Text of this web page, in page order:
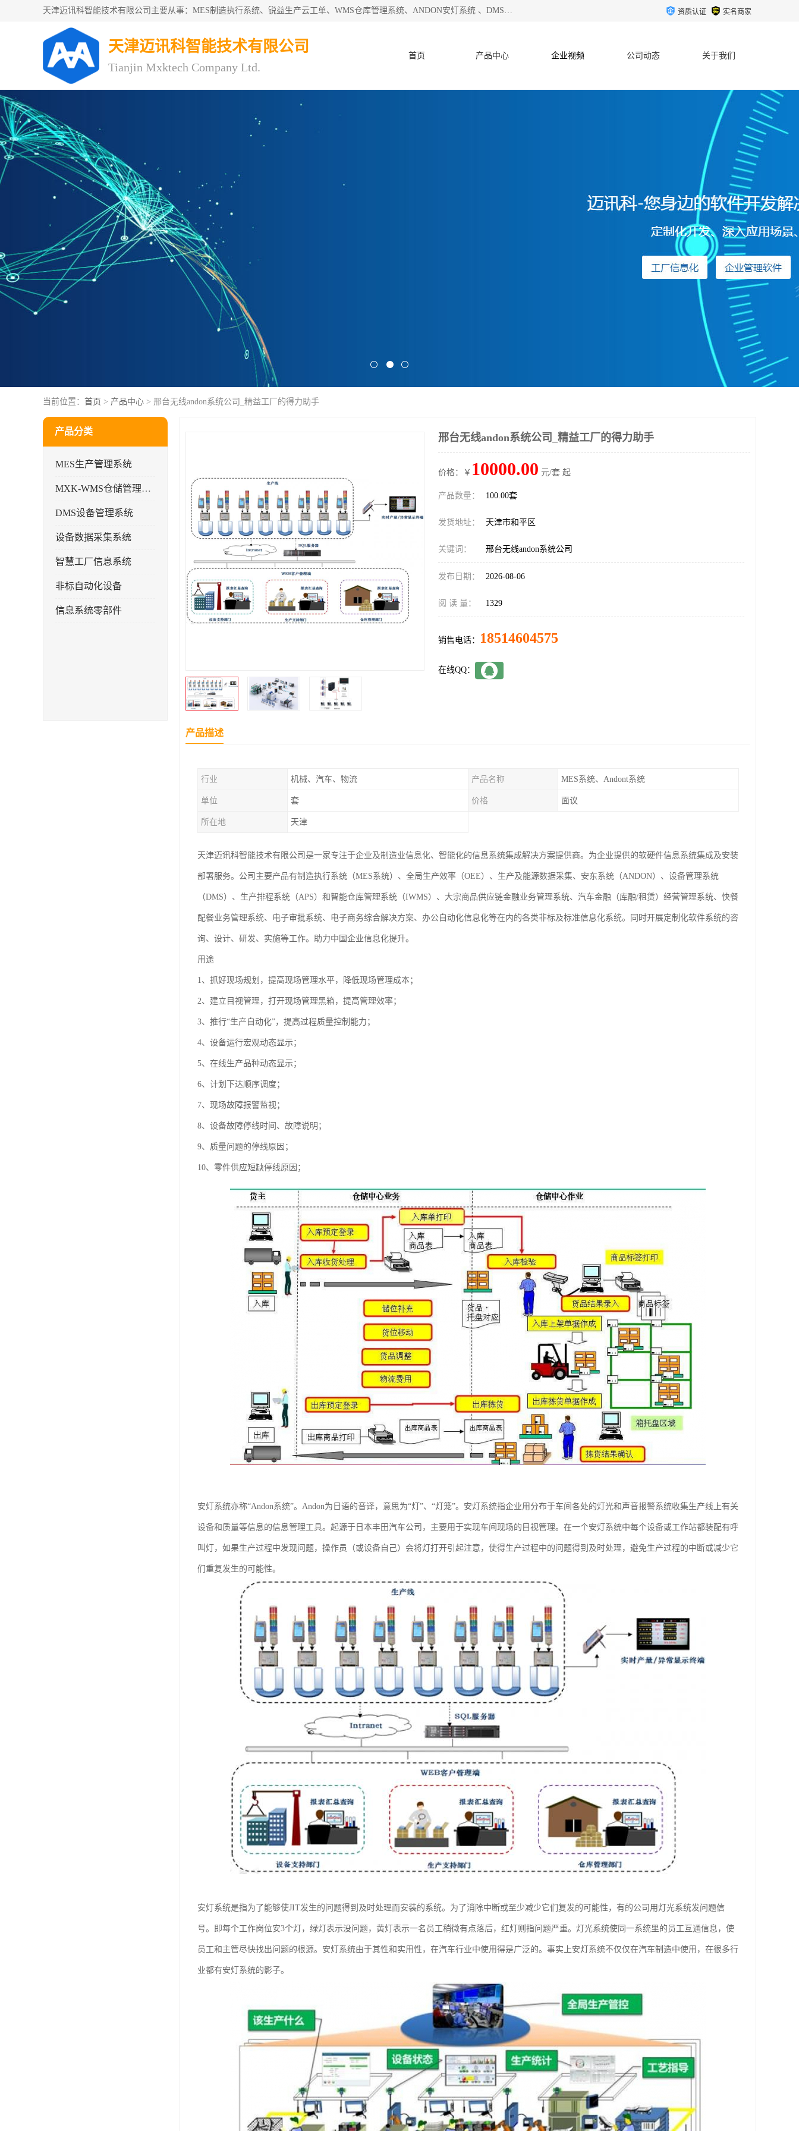
天津迈讯科智能技术有限公司主要从事：MES制造执行系统、锐益生产云工单、WMS仓库管理系统、ANDON安灯系统 、DMS设备管理系统、电气设备健康监测系统、工厂可视化管理、数字化车间；公司是一家专注于企业及制造业信息化、智能化的信息系统集成解决方案提供商的高新技术企业。为企业提供全套的软硬件信息系统集成及安装部署服务。 资质认证 实名商家
天津迈讯科智能技术有限公司
Tianjin Mxktech Company Ltd.
首页 产品中心 企业视频 公司动态 关于我们
当前位置： 首页 > 产品中心 > 邢台无线andon系统公司_精益工厂的得力助手
产品分类
MES生产管理系统
MXK-WMS仓储管理系统
DMS设备管理系统
设备数据采集系统
智慧工厂信息系统
非标自动化设备
信息系统零部件
邢台无线andon系统公司_精益工厂的得力助手
价格：￥ 10000.00 元/套 起
产品数量： 100.00套
发货地址： 天津市和平区
关键词： 邢台无线andon系统公司
发布日期： 2026-08-06
阅 读 量： 1329
销售电话： 18514604575
在线QQ：
产品描述
行业 机械、汽车、物流 产品名称 MES系统、Andont系统
单位 套 价格 面议
所在地 天津
天津迈讯科智能技术有限公司是一家专注于企业及制造业信息化、智能化的信息系统集成解决方案提供商。为企业提供的软硬件信息系统集成及安装
部署服务。公司主要产品有制造执行系统（MES系统）、全局生产效率（OEE）、生产及能源数据采集、安东系统（ANDON）、设备管理系统
（DMS）、生产排程系统（APS）和智能仓库管理系统（IWMS）、大宗商品供应链金融业务管理系统、汽车金融（库融/租赁）经营管理系统、快餐
配餐业务管理系统、电子审批系统、电子商务综合解决方案、办公自动化信息化等在内的各类非标及标准信息化系统。同时开展定制化软件系统的咨
询、设计、研发、实施等工作。助力中国企业信息化提升。
用途
1、抓好现场规划，提高现场管理水平，降低现场管理成本；
2、建立目视管理，打开现场管理黑箱，提高管理效率；
3、推行“生产自动化”，提高过程质量控制能力；
4、设备运行宏观动态显示；
5、在线生产品种动态显示；
6、计划下达顺序调度；
7、现场故障报警监视；
8、设备故障停线时间、故障说明；
9、质量问题的停线原因；
10、零件供应短缺停线原因；
安灯系统亦称“Andon系统”。Andon为日语的音译，意思为“灯”、“灯笼”。安灯系统指企业用分布于车间各处的灯光和声音报警系统收集生产线上有关
设备和质量等信息的信息管理工具。起源于日本丰田汽车公司，主要用于实现车间现场的目视管理。在一个安灯系统中每个设备或工作站都装配有呼
叫灯，如果生产过程中发现问题，操作员（或设备自己）会将灯打开引起注意，使得生产过程中的问题得到及时处理，避免生产过程的中断或减少它
们重复发生的可能性。
安灯系统是指为了能够使JIT发生的问题得到及时处理而安装的系统。为了消除中断或至少减少它们复发的可能性，有的公司用灯光系统发问题信
号。即每个工作岗位安3个灯，绿灯表示没问题，黄灯表示一名员工稍微有点落后，红灯则指问题严重。灯光系统使同一系统里的员工互通信息，使
员工和主管尽快找出问题的根源。安灯系统由于其性和实用性，在汽车行业中使用得是广泛的。事实上安灯系统不仅仅在汽车制造中使用，在很多行
业都有安灯系统的影子。